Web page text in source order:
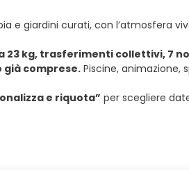
e giardini curati, con
23 kg, trasferimenti collettivi,
comprese.Piscine,
e riquota” per scegliere